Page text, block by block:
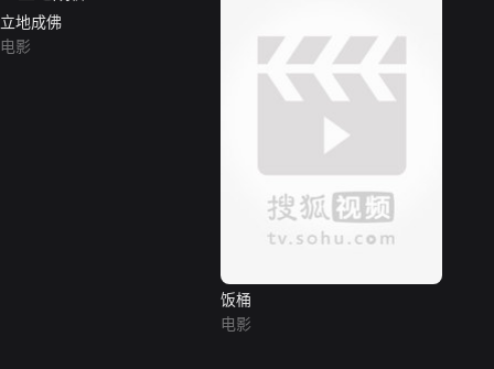
立地成佛
电影
饭桶
电影